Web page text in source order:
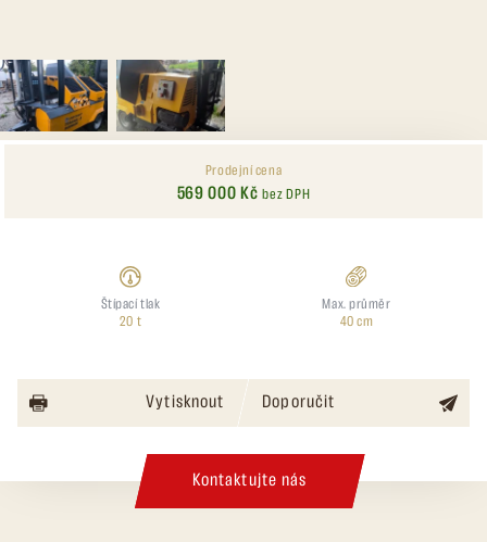
Prodejní cena
569 000 Kčbez DPH
Štípací tlak
20 t
Max. průměr
40 cm
Vytisknout Doporučit
Kontaktujte nás